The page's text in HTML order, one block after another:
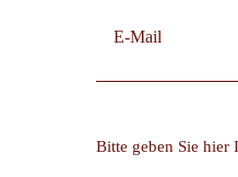
Bitte geben Sie hier